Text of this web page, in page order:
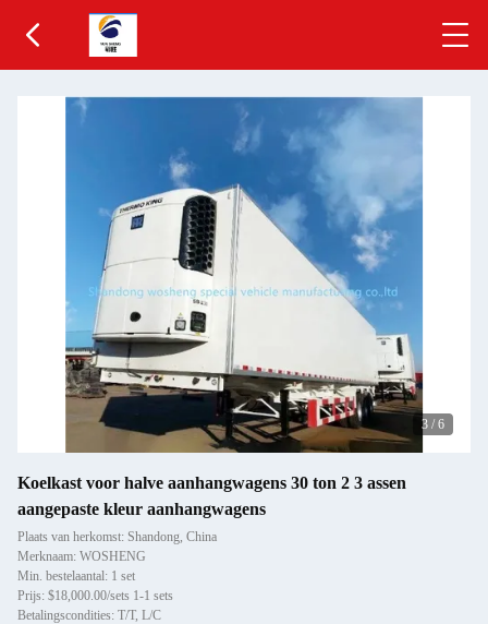
3 / 6
Koelkast voor halve aanhangwagens 30 ton 2 3 assen
aangepaste kleur aanhangwagens
Plaats van herkomst: Shandong, China
Merknaam: WOSHENG
Min. bestelaantal: 1 set
Prijs: $18,000.00/sets 1-1 sets
Betalingscondities: T/T, L/C